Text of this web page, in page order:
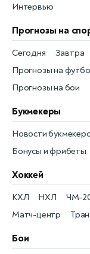
Интервью
Прогнозы на
Прогнозы на
Сегодня
Завтра
Прогнозы на бои
Букмекеры
Бонусы и фрибеты
Новости
Хоккей
КХЛ
Матч-центр
НХЛ
ЧМ-
Бои